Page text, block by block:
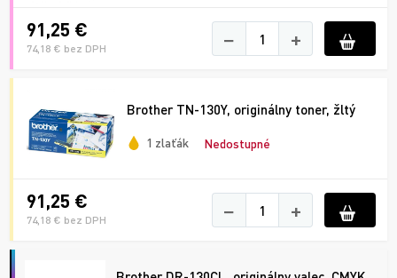
91,25 €
74,18 € bez DPH − +
Brother TN-130Y, originálny toner, žltý
1 zlaťák Nedostupné
91,25 €
74,18 € bez DPH − +